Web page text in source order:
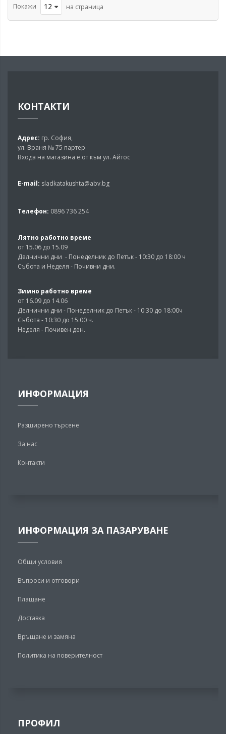
Покажи на страница
КОНТАКТИ
Адрес: гр. София,
ул. Враня № 75 партер
Входа на магазина е от към ул. Айтос
E-mail: sladkatakushta@abv.bg
Телефон: 0896 736 254
Лятно работно време
от 15.06 до 15.09
Делнични дни - Понеделник до Петък - 10:30 до 18:00 ч
Събота и Неделя - Почивни дни.
Зимно работно време
от 16.09 до 14.06
Делнични дни - Понеделник до Петък - 10:30 до 18:00ч
Събота - 10:30 до 15:00 ч.
Неделя - Почивен ден.
ИНФОРМАЦИЯ
Разширено търсене
За нас
Контакти
ИНФОРМАЦИЯ ЗА ПАЗАРУВАНЕ
Общи условия
Въпроси и отговори
Плащане
Доставка
Връщане и замяна
Политика на поверителност
ПРОФИЛ